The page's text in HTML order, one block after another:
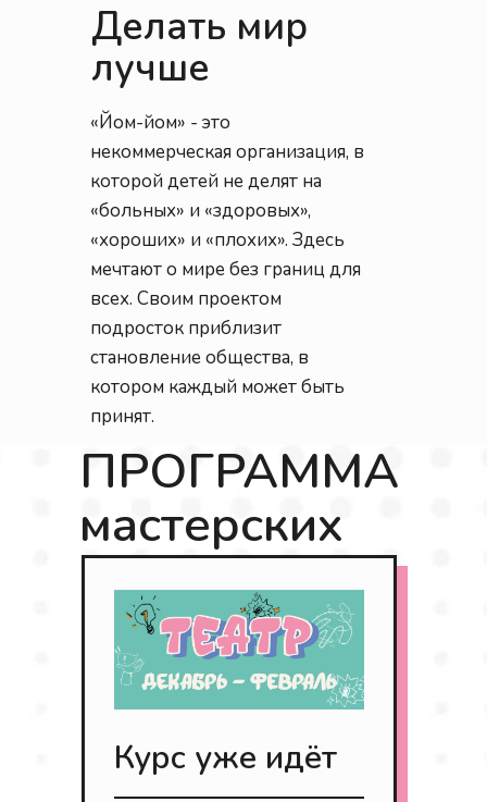
Делать мир
лучше
«Йом-йом» - это
некоммерческая организация, в
которой детей не делят на
«больных» и «здоровых»,
«хороших» и «плохих». Здесь
мечтают о мире без границ для
всех. Своим проектом
подросток приблизит
становление общества, в
котором каждый может быть
принят.
Курс уже идёт
ПРОГРАММА
мастерских